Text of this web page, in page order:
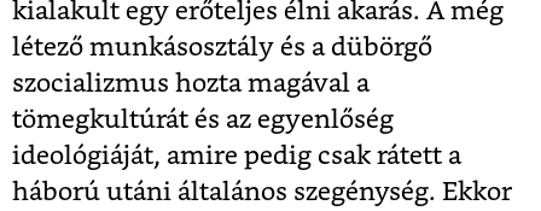
kialakult egy erőteljes élni akarás. A még
létező munkásosztály és a dübörgő
szocializmus hozta magával a
tömegkultúrát és az egyenlőség
ideológiáját, amire pedig csak rátett a
háború utáni általános szegénység. Ekkor